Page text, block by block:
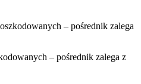
– pośrednik zalega